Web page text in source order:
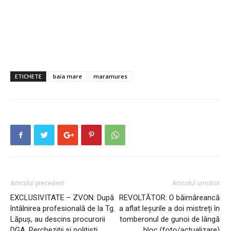
ETICHETE baia mare maramures
Articolul precedent
EXCLUSIVITATE – ZVON: După
întâlnirea profesională de la Tg.
Lăpuș, au descins procurorii
Articolul următor
REVOLTĂTOR: O băimăreancă
a aflat leșurile a doi mistreți în
tomberonul de gunoi de lângă